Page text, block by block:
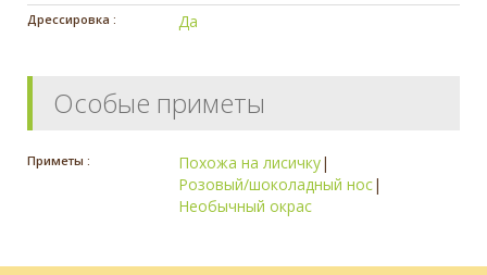
Дрессировка : Да
Особые приметы
Приметы : Похожа на лисичку|
Розовый/шоколадный нос|
Необычный окрас